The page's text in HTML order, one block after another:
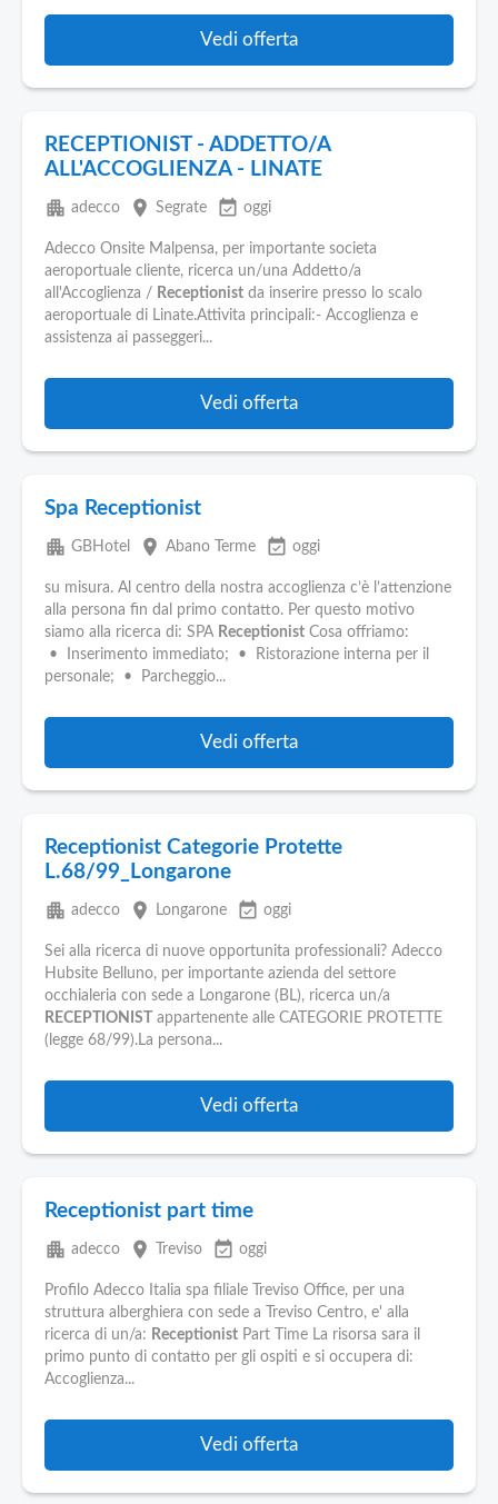
Vedi offerta
RECEPTIONIST - ADDETTO/A
ALL'ACCOGLIENZA - LINATE
apartment adecco place Segrate event_available oggi
Adecco Onsite Malpensa, per importante societa
aeroportuale cliente, ricerca un/una Addetto/a
all'Accoglienza / Receptionist da inserire presso lo scalo
aeroportuale di Linate.Attivita principali:- Accoglienza e
assistenza ai passeggeri...
Vedi offerta
Spa Receptionist
apartment GBHotel place Abano Terme event_available oggi
su misura. Al centro della nostra accoglienza c’è l’attenzione
alla persona fin dal primo contatto. Per questo motivo
siamo alla ricerca di: SPA Receptionist Cosa offriamo:
• Inserimento immediato; • Ristorazione interna per il
personale; • Parcheggio...
Vedi offerta
Receptionist Categorie Protette
L.68/99_Longarone
apartment adecco place Longarone event_available oggi
Sei alla ricerca di nuove opportunita professionali? Adecco
Hubsite Belluno, per importante azienda del settore
occhialeria con sede a Longarone (BL), ricerca un/a
RECEPTIONIST
appartenente alle CATEGORIE PROTETTE
(legge 68/99).La persona...
Vedi offerta
Receptionist part time
apartment adecco place Treviso event_available oggi
Profilo Adecco Italia spa filiale Treviso Office, per una
struttura alberghiera con sede a Treviso Centro, e' alla
ricerca di un/a: Receptionist Part Time La risorsa sara il
primo punto di contatto per gli ospiti e si occupera di:
Accoglienza...
Vedi offerta